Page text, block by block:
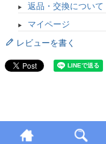
返品・交換について
マイページ
レビューを書く